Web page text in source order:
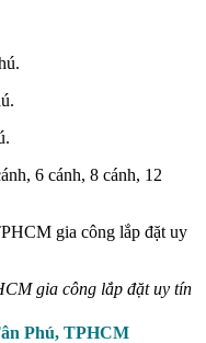
6 cánh, 8 cánh, 12
gia công lắp đặt uy tín
Phú, TPHCM